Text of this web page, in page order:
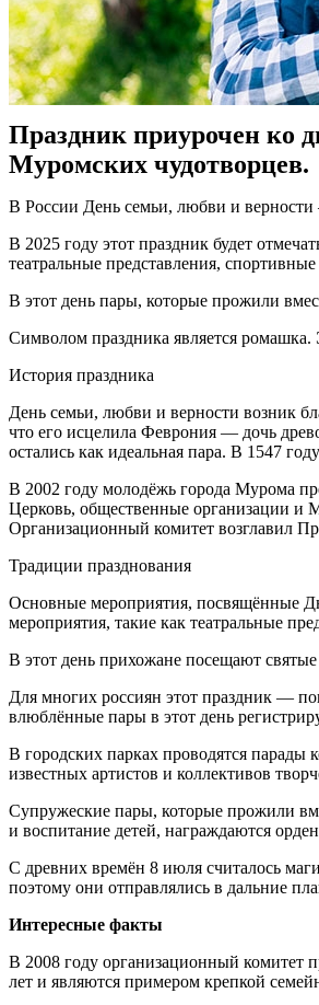
Праздник приурочен ко
Муромских чудотворцев.
В России День семьи, любви и
В 2025 году этот праздник будет
театральные представления,
В этот день пары, которые прожили
Символом праздника является ромашка.
История праздника
День семьи, любви и верности возник
что его исцелила Феврония — дочь
остались как идеальная пара. В 1547
В 2002 году молодёжь города Мурома
Церковь, общественные организации и
Организационный комитет возглавил
Традиции празднования
Основные мероприятия, посвящённые
мероприятия, такие как театральные
В этот день прихожане посещают святые
Для многих россиян этот праздник —
влюблённые пары в этот день
В городских парках проводятся
известных артистов и коллективов
Супружеские пары, которые прожили
и воспитание детей, награждаются
С древних времён 8 июля считалось
поэтому они отправлялись в дальние
Интересные факты
В 2008 году организационный комитет
лет и являются примером крепкой